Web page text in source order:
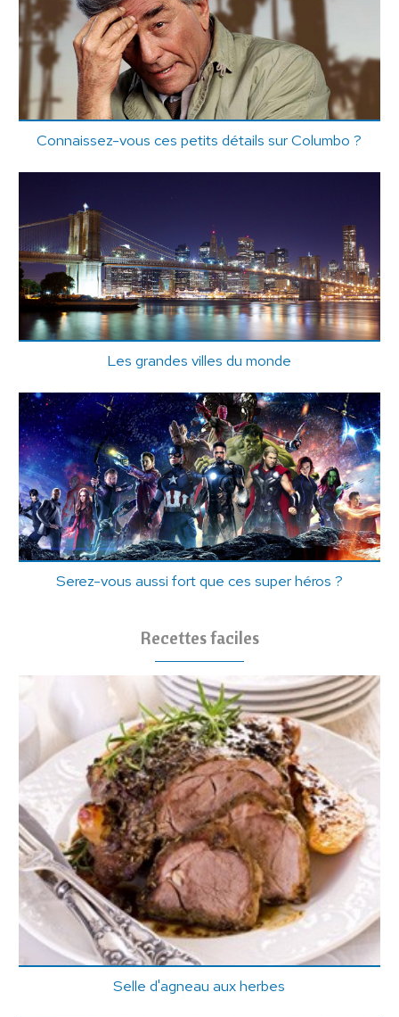
Connaissez-vous ces petits détails sur Columbo ?
Les grandes villes du monde
Serez-vous aussi fort que ces super héros ?
Recettes faciles
Selle d'agneau aux herbes